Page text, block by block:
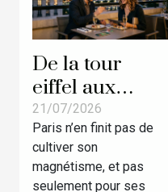
De la tour
eiffel aux
jackpots :
pourquoi Paris
fait rêver les
amateurs de
21/07/2026
Paris n’en finit pas de
cultiver son
magnétisme, et pas
seulement pour ses